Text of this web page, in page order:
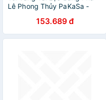
Lê Phong Thủy PaKaSa -
153.689 đ